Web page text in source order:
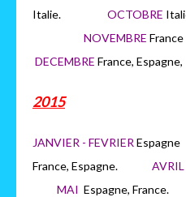
Italie. OCTOBRE
NOVEMBRE
DECEMBRE France,
2015
JANVIER - FEVRIER
France, Espagne. AVRIL
MAI